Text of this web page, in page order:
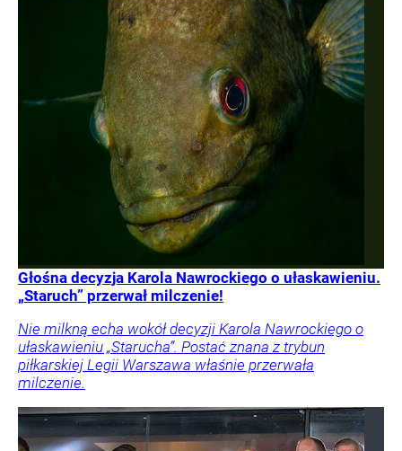
Głośna decyzja Karola Nawrockiego o ułaskawieniu.
„Staruch” przerwał milczenie!
Nie milkną echa wokół decyzji Karola Nawrockiego o
ułaskawieniu „Starucha”. Postać znana z trybun
piłkarskiej Legii Warszawa właśnie przerwała
milczenie.